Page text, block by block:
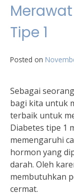
Tipe 1
Posted on
Sebagai
bagi kita untuk
terbaik untuk
Diabetes tipe 1
memengaruhi
hormon yang
darah. Oleh
membutuhkan
cermat.